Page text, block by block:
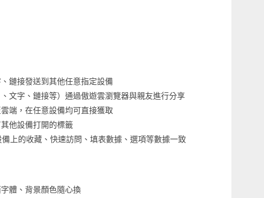
鏈接發送到其他任意指定設備
文字、鏈接等）通過傲遊雲瀏覽器與親友進行分享
端，在任意設備均可直接獲取
他設備打開的標籤
上的收藏、快速訪問、填表數據、選項等數據一致
體、背景顏色隨心換